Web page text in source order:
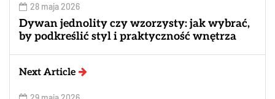
28 maja 2026
Dywan jednolity czy wzorzysty: jak wybrać,
by podkreślić styl i praktyczność wnętrza
Next Article